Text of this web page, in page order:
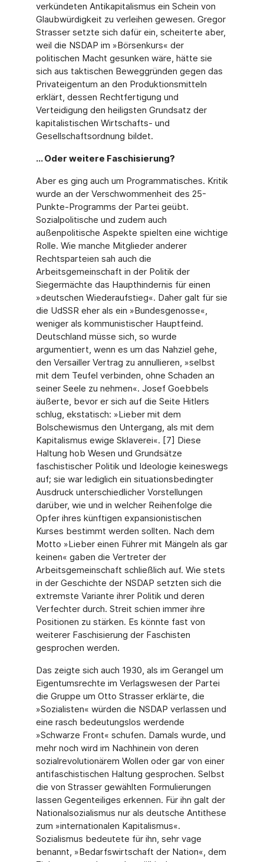
verkündeten Antikapitalismus ein Schein von
Glaubwürdigkeit zu verleihen gewesen. Gregor
Strasser setzte sich dafür ein, scheiterte aber,
weil die NSDAP im »Börsenkurs« der
politischen Macht gesunken wäre, hätte sie
sich aus taktischen Beweggründen gegen das
Privateigentum an den Produktionsmitteln
erklärt, dessen Rechtfertigung und
Verteidigung den heiligsten Grundsatz der
kapitalistischen Wirtschafts- und
Gesellschaftsordnung bildet.
… Oder weitere Faschisierung?
Aber es ging auch um Programmatisches. Kritik
wurde an der Verschwommenheit des 25-
Punkte-Programms der Partei geübt.
Sozialpolitische und zudem auch
außenpolitische Aspekte spielten eine wichtige
Rolle. Wie manche Mitglieder anderer
Rechtsparteien sah auch die
Arbeitsgemeinschaft in der Politik der
Siegermächte das Haupthindernis für einen
»deutschen Wiederaufstieg«. Daher galt für sie
die UdSSR eher als ein »Bundesgenosse«,
weniger als kommunistischer Hauptfeind.
Deutschland müsse sich, so wurde
argumentiert, wenn es um das Nahziel gehe,
den Versailler Vertrag zu annullieren, »selbst
mit dem Teufel verbinden, ohne Schaden an
seiner Seele zu nehmen«. Josef Goebbels
äußerte, bevor er sich auf die Seite Hitlers
schlug, ekstatisch: »Lieber mit dem
Bolschewismus den Untergang, als mit dem
Kapitalismus ewige Sklaverei«. [7] Diese
Haltung hob Wesen und Grundsätze
faschistischer Politik und Ideologie keineswegs
auf; sie war lediglich ein situationsbedingter
Ausdruck unterschiedlicher Vorstellungen
darüber, wie und in welcher Reihenfolge die
Opfer ihres künftigen expansionistischen
Kurses bestimmt werden sollten. Nach dem
Motto »Lieber einen Führer mit Mängeln als gar
keinen« gaben die Vertreter der
Arbeitsgemeinschaft schließlich auf. Wie stets
in der Geschichte der NSDAP setzten sich die
extremste Variante ihrer Politik und deren
Verfechter durch. Streit schien immer ihre
Positionen zu stärken. Es könnte fast von
weiterer Faschisierung der Faschisten
gesprochen werden.
Das zeigte sich auch 1930, als im Gerangel um
Eigentumsrechte im Verlagswesen der Partei
die Gruppe um Otto Strasser erklärte, die
»Sozialisten« würden die NSDAP verlassen und
eine rasch bedeutungslos werdende
»Schwarze Front« schufen. Damals wurde, und
mehr noch wird im Nachhinein von deren
sozialrevolutionärem Wollen oder gar von einer
antifaschistischen Haltung gesprochen. Selbst
die von Strasser gewählten Formulierungen
lassen Gegenteiliges erkennen. Für ihn galt der
Nationalsozialismus nur als deutsche Antithese
zum »internationalen Kapitalismus«.
Sozialismus bedeutete für ihn, sehr vage
benannt, »Bedarfswirtschaft der Nation«, dem